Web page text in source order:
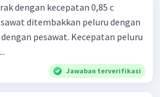
dengan kecepatan 0,85 c
ditembakkan peluru dengan
pesawat. Kecepatan peluru
Jawaban terverifikasi